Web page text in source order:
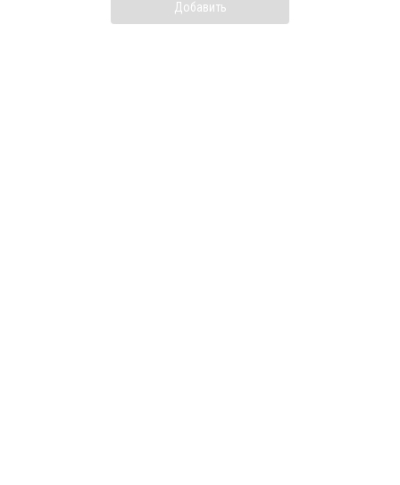
Добавить